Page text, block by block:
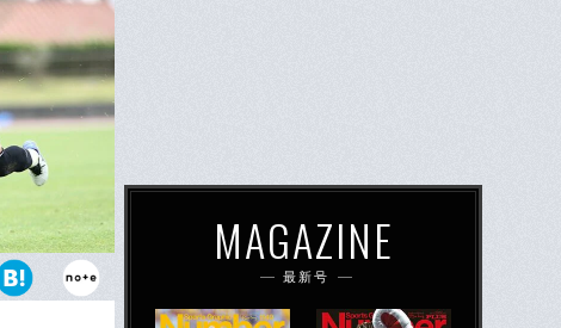
。31歳となっ
MAGAZINE
最新号